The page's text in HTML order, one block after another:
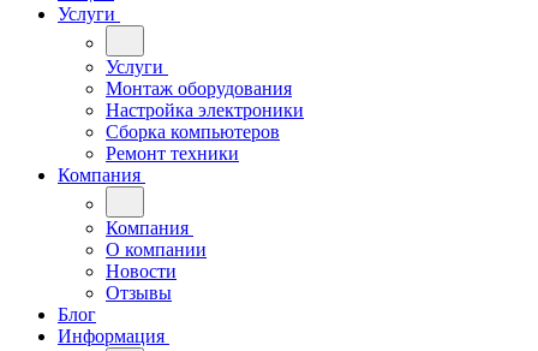
Услуги
Услуги
Монтаж оборудования
Настройка электроники
Сборка компьютеров
Ремонт техники
Компания
Компания
О компании
Новости
Отзывы
Блог
Информация